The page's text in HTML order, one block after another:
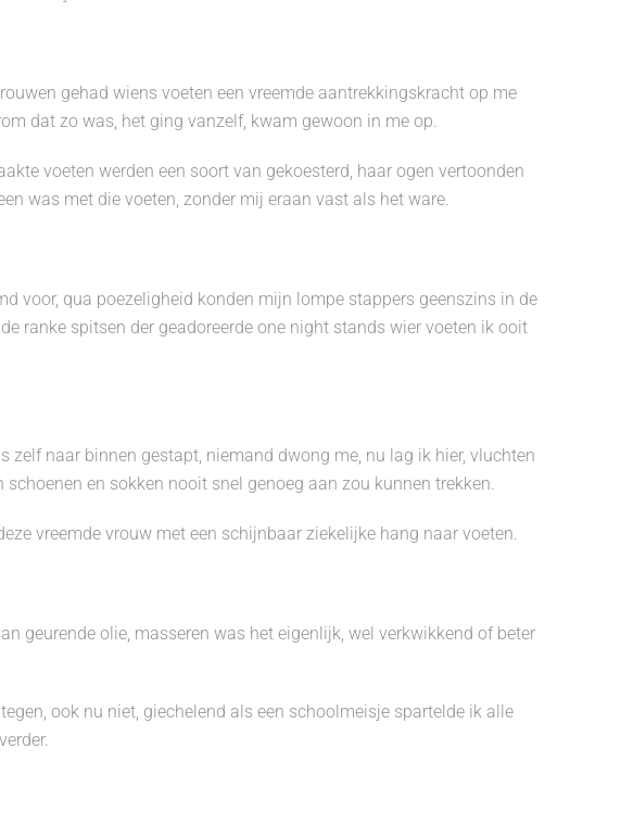
gehad wiens voeten een vreemde aantrekkingskracht op me
dat zo was, het ging vanzelf, kwam gewoon in me op.
voeten werden een soort van gekoesterd, haar ogen vertoonden
was met die voeten, zonder mij eraan vast als het ware.
voor, qua poezeligheid konden mijn lompe stappers geenszins in de
ranke spitsen der geadoreerde one night stands wier voeten ik ooit
zelf naar binnen gestapt, niemand dwong me, nu lag ik hier, vluchten
en sokken nooit snel genoeg aan zou kunnen trekken.
vreemde vrouw met een schijnbaar ziekelijke hang naar voeten.
geurende olie, masseren was het eigenlijk, wel verkwikkend of beter
ook nu niet, giechelend als een schoolmeisje spartelde ik alle